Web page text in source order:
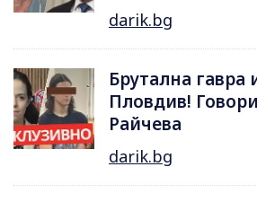
darik.bg
Брутална гавра
Пловдив!
Райчева
darik.bg